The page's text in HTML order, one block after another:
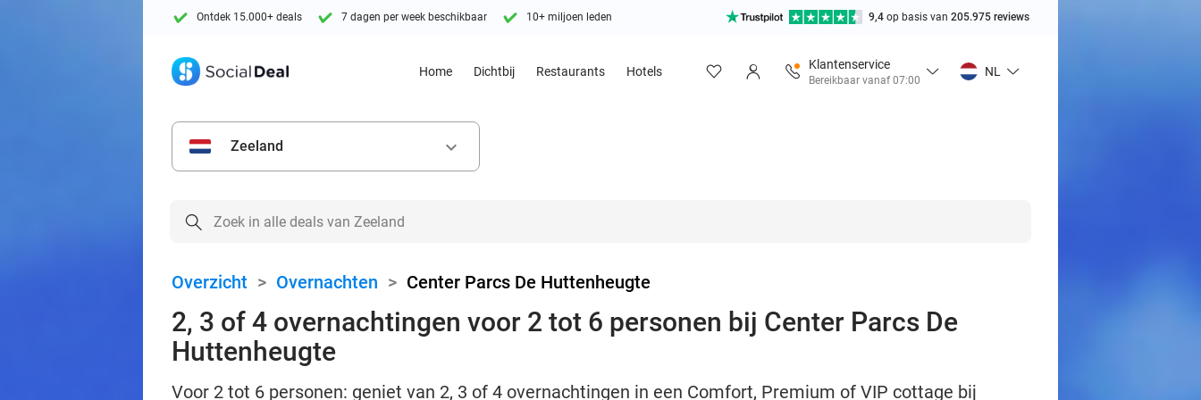
Ontdek 15.000+ deals 7 dagen per week beschikbaar 10+ miljoen leden 9,4 op basis van 205.975 reviews
Home Dichtbij Restaurants Hotels
Klantenservice
Bereikbaar vanaf 07:00
NL
Zeeland keyboard_arrow_down
Overzicht > Overnachten > Center Parcs De Huttenheugte
2, 3 of 4 overnachtingen voor 2 tot 6 personen bij Center Parcs De
Huttenheugte
Voor 2 tot 6 personen: geniet van 2, 3 of 4 overnachtingen in een Comfort, Premium of VIP cottage bij